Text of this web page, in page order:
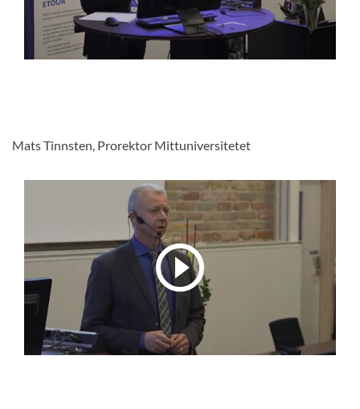
Mats Tinnsten, Prorektor Mittuniversitetet